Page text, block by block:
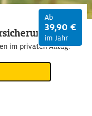
im privaten Alltag.
Ab
39,90 €
im Jahr